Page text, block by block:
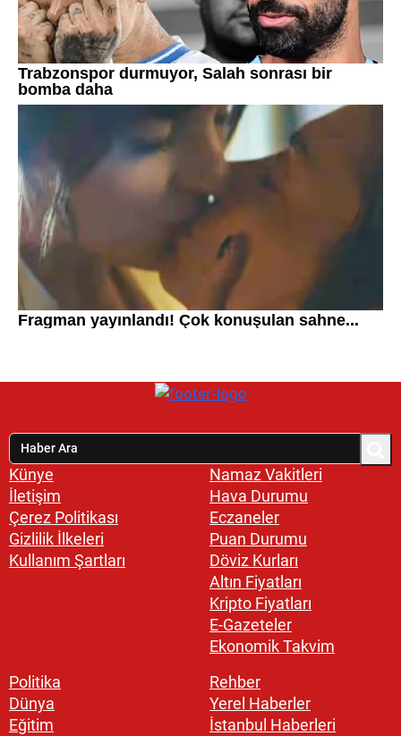
Künye
İletişim
Çerez Politikası
Gizlilik İlkeleri
Kullanım Şartları
Namaz Vakitleri
Hava Durumu
Eczaneler
Puan Durumu
Döviz Kurları
Altın Fiyatları
Kripto Fiyatları
E-Gazeteler
Ekonomik Takvim
Politika
Dünya
Eğitim
Rehber
Yerel Haberler
İstanbul Haberleri